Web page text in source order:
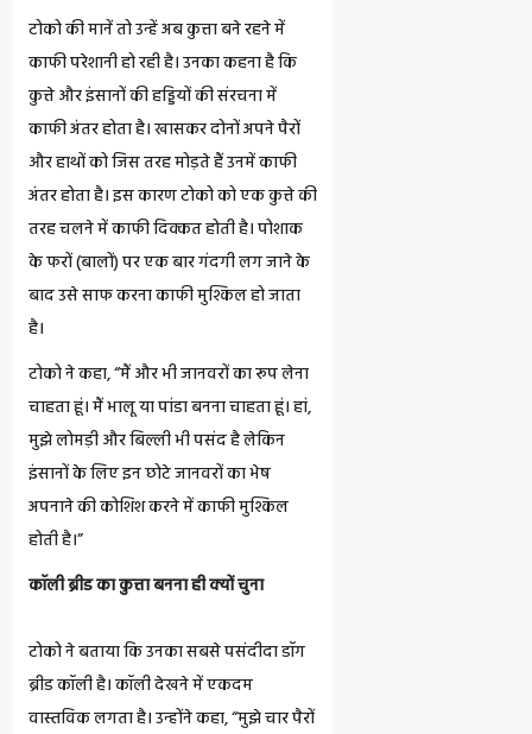
टोको की मानें तो उन्हें अब कुत्ता बने रहने में
काफी परेशानी हो रही है। उनका कहना है कि
कुत्ते और इंसानों की हड्डियों की संरचना में
काफी अंतर होता है। खासकर दोनों अपने पैरों
और हाथों को जिस तरह मोड़ते हैं उनमें काफी
अंतर होता है। इस कारण टोको को एक कुत्ते की
तरह चलने में काफी दिक्कत होती है। पोशाक
के फरों (बालों) पर एक बार गंदगी लग जाने के
बाद उसे साफ करना काफी मुश्किल हो जाता
है।
टोको ने कहा, “मैं और भी जानवरों का रूप लेना
चाहता हूं। मैं भालू या पांडा बनना चाहता हूं। हां,
मुझे लोमड़ी और बिल्ली भी पसंद है लेकिन
इंसानों के लिए इन छोटे जानवरों का भेष
अपनाने की कोशिश करने में काफी मुश्किल
होती है।”
कॉली ब्रीड का कुत्ता बनना ही क्यों चुना
टोको ने बताया कि उनका सबसे पसंदीदा डॉग
ब्रीड कॉली है। कॉली देखने में एकदम
वास्तविक लगता है। उन्होंने कहा, “मुझे चार पैरों